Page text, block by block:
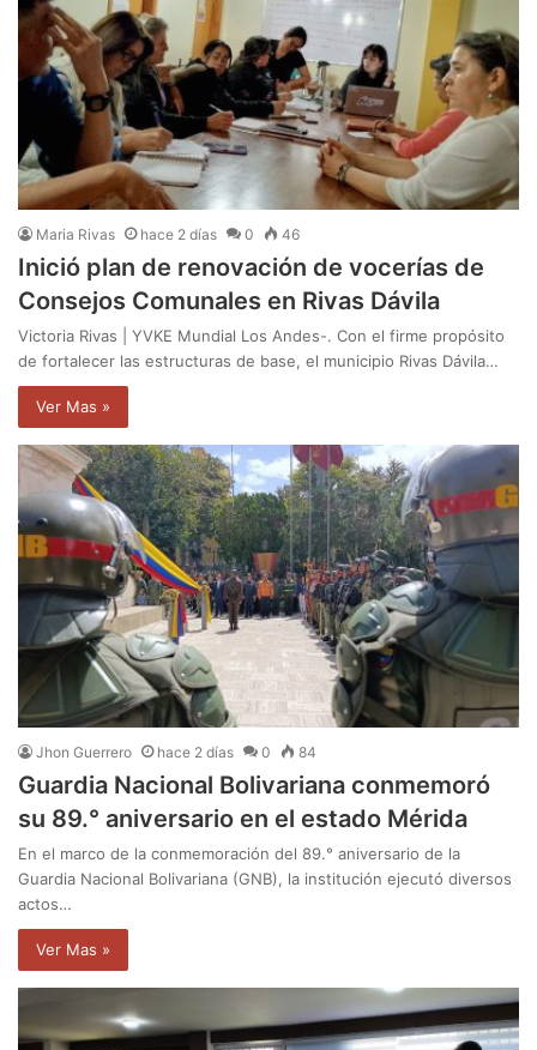
Maria Rivas hace 2 días 0 46
Inició plan de renovación de vocerías de
Consejos Comunales en Rivas Dávila
Victoria Rivas | YVKE Mundial Los Andes-. Con el firme propósito
de fortalecer las estructuras de base, el municipio Rivas Dávila…
Ver Mas »
Jhon Guerrero hace 2 días 0 84
Guardia Nacional Bolivariana conmemoró
su 89.° aniversario en el estado Mérida
En el marco de la conmemoración del 89.° aniversario de la
Guardia Nacional Bolivariana (GNB), la institución ejecutó diversos
actos…
Ver Mas »